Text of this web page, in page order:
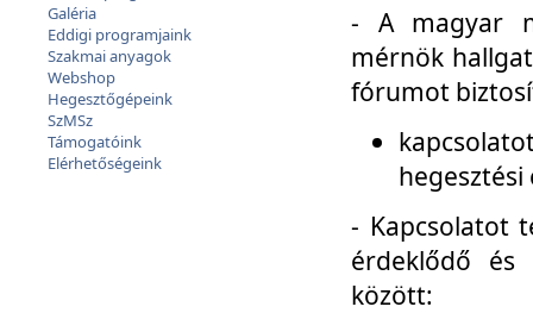
Galéria
Eddigi programjaink
Szakmai anyagok
Webshop
Hegesztőgépeink
SzMSz
Támogatóink
Elérhetőségeink
- A magyar
mérnök
fórumot
- Kapcsolatot
érdeklődő és
között: